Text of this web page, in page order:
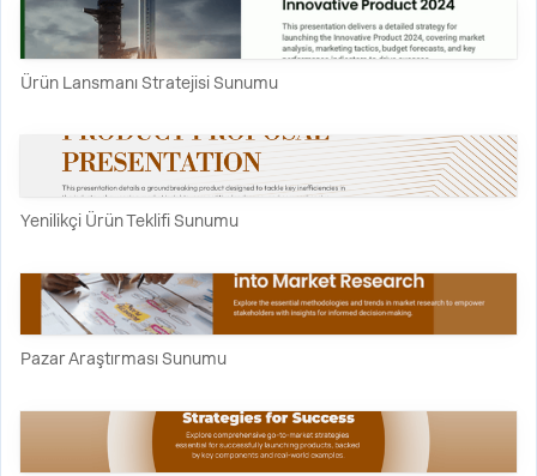
Ürün Lansmanı Stratejisi Sunumu
Yenilikçi Ürün Teklifi Sunumu
Pazar Araştırması Sunumu